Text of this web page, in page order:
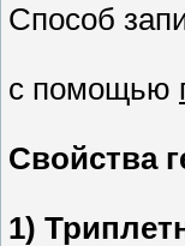
Способ
с помощью
Свойства
1)